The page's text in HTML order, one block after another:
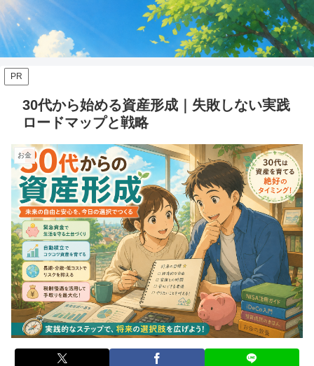
PR
30代から始める資産形成｜失敗しない実践
ロードマップと戦略
お金